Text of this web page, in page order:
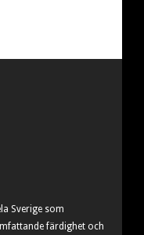
Sverige som
färdighet och